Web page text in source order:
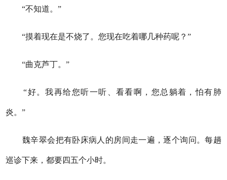
“不知道。”
“摸着现在是不烧了。您现在吃着哪几种药呢？”
“曲克芦丁。”
“好。我再给您听一听、看看啊，您总躺着，怕有肺
炎。”
魏辛翠会把有卧床病人的房间走一遍，逐个询问。每趟
巡诊下来，都要四五个小时。